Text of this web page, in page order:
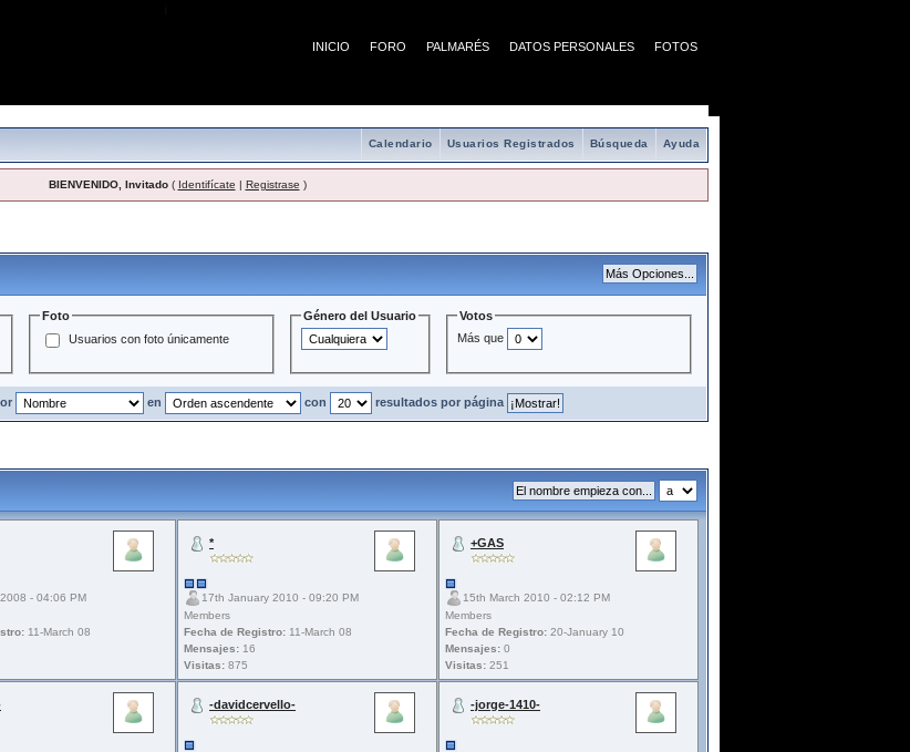
INICIO FORO PALMARÉS DATOS PERSONALES FOTOS
Ayuda
Búsqueda
Usuarios Registrados
Calendario
BIENVENIDO, Invitado( Identifícate | Registrase )
Foto
Usuarios con foto únicamente
Género del Usuario
Votos
Más que
en con resultados por página
- 04:06 PM
11-March 08
*
17th January 2010 - 09:20 PM
Members
Fecha de Registro: 11-March 08
Mensajes: 16
Visitas: 875
+GAS
15th March 2010 - 02:12 PM
Members
Fecha de Registro: 20-January 10
Mensajes: 0
Visitas: 251
-davidcervello- -jorge-1410-